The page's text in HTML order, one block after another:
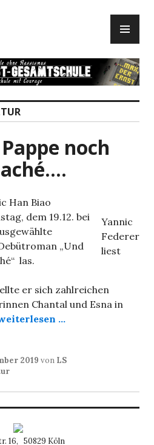
noch
Yannic
Federer
liest
Han Biao
dem 19.12. bei
„Und
las.
er sich zahlreichen
Chantal und Esna in
...
2019 von LS
16, 50829 Köln